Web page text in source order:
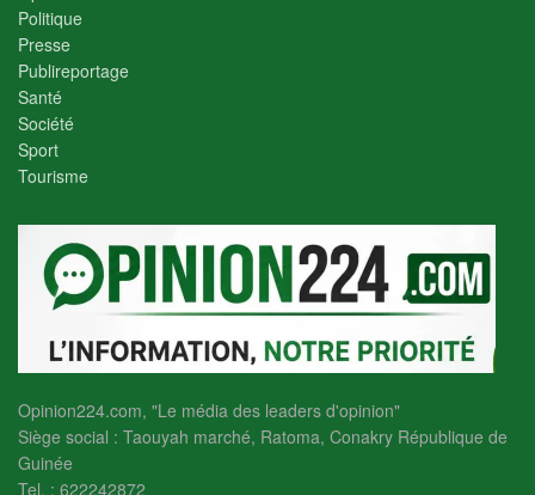
Politique
Presse
Publireportage
Santé
Société
Sport
Tourisme
Opinion224.com, "Le média des leaders d'opinion"
Siège social : Taouyah marché, Ratoma, Conakry République de
Guinée
Tel. : 622242872